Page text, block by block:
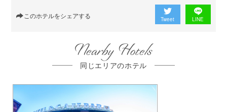
このホテルをシェアする Tweet LINE
Nearby Hotels
同じエリアのホテル